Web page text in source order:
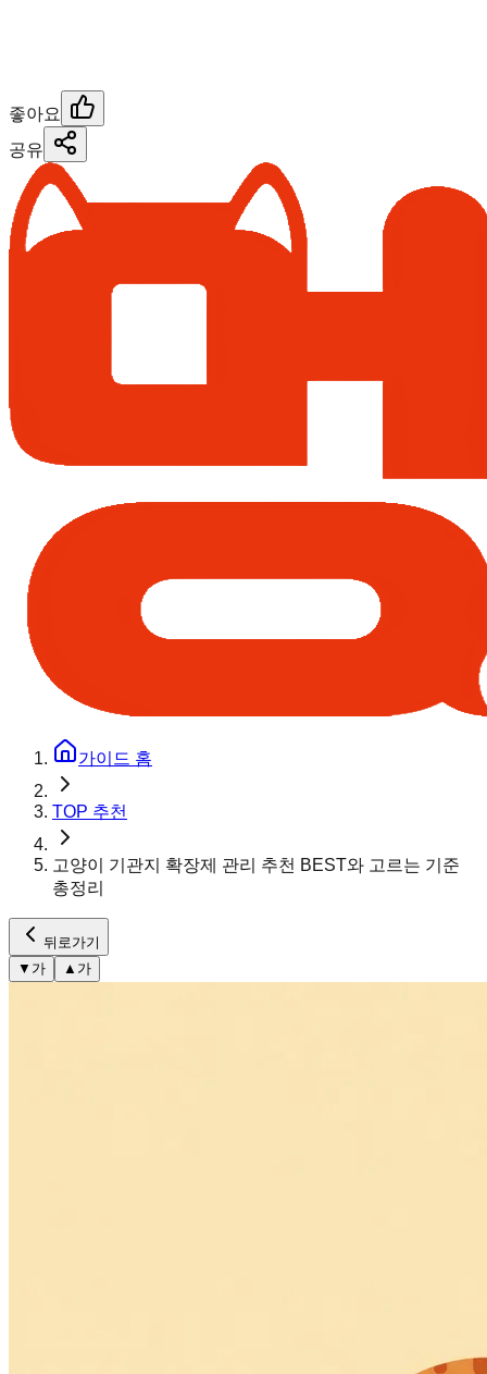
좋아요
공유
가이드 홈
TOP 추천
고양이 기관지 확장제 관리 추천 BEST와 고르는 기준
총정리
뒤로가기
▼ 가 ▲ 가